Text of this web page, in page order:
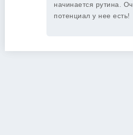
начинается рутина.
потенциал у нее есть!